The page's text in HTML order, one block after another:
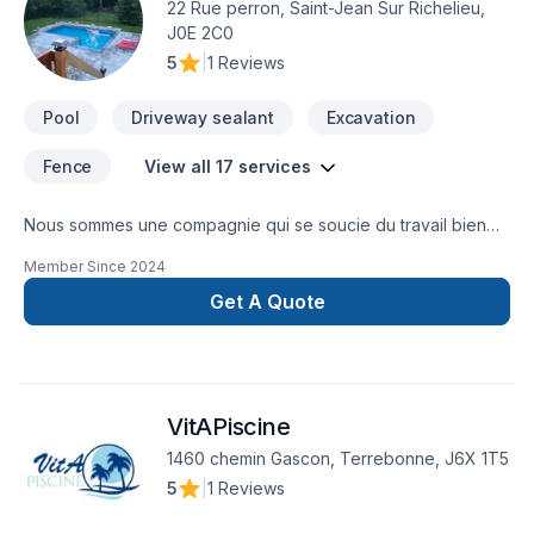
22 Rue perron, Saint-Jean Sur Richelieu,
J0E 2C0
5
1 Reviews
Pool Driveway sealant Excavation
Fence View all 17 services
Nous sommes une compagnie qui se soucie du travail bien
projets et satisfaction est une de nos devise20 ans
d’expérience dans le domaine de l’aménagement paysager
et design extérieur
Member Since 2024
Get A Quote
VitAPiscine
1460 chemin Gascon, Terrebonne, J6X 1T5
5
1 Reviews